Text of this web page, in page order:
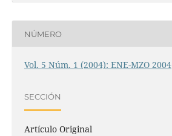
NÚMERO
Vol. 5 Núm. 1 (2004): ENE-MZO 2004
SECCIÓN
Artículo Original